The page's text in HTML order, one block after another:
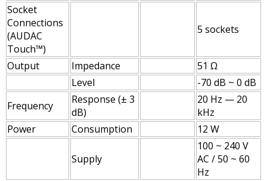
Socket
Connections
(AUDAC
Touch™)
5 sockets
Output Impedance
51 Ω
Level
-70 dB ~ 0 dB
Frequency
Response (± 3
dB)
20 Hz — 20
kHz
Power
Consumption 12 W
Supply
100 ~ 240 V
AC / 50 ~ 60
Hz